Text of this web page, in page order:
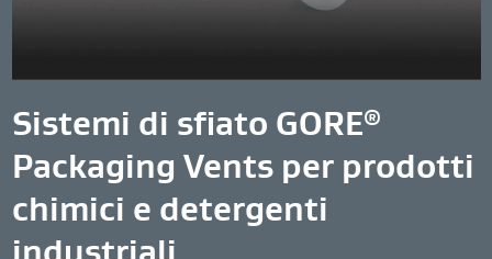
Sistemi di sfiato GORE®
Packaging Vents per prodotti
chimici e detergenti
industriali